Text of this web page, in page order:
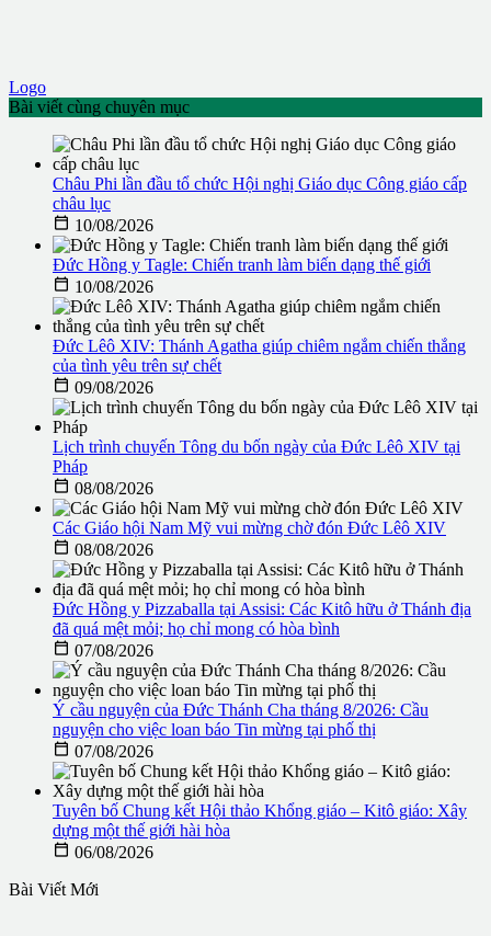
Logo
Bài viết cùng chuyên mục
Châu Phi lần đầu tổ chức Hội nghị Giáo dục Công giáo cấp
châu lục
 10/08/2026
Đức Hồng y Tagle: Chiến tranh làm biến dạng thế giới
 10/08/2026
Đức Lêô XIV: Thánh Agatha giúp chiêm ngắm chiến thắng
của tình yêu trên sự chết
 09/08/2026
Lịch trình chuyến Tông du bốn ngày của Đức Lêô XIV tại
Pháp
 08/08/2026
Các Giáo hội Nam Mỹ vui mừng chờ đón Đức Lêô XIV
 08/08/2026
Đức Hồng y Pizzaballa tại Assisi: Các Kitô hữu ở Thánh địa
đã quá mệt mỏi; họ chỉ mong có hòa bình
 07/08/2026
Ý cầu nguyện của Đức Thánh Cha tháng 8/2026: Cầu
nguyện cho việc loan báo Tin mừng tại phố thị
 07/08/2026
Tuyên bố Chung kết Hội thảo Khổng giáo – Kitô giáo: Xây
dựng một thế giới hài hòa
 06/08/2026
Bài Viết Mới